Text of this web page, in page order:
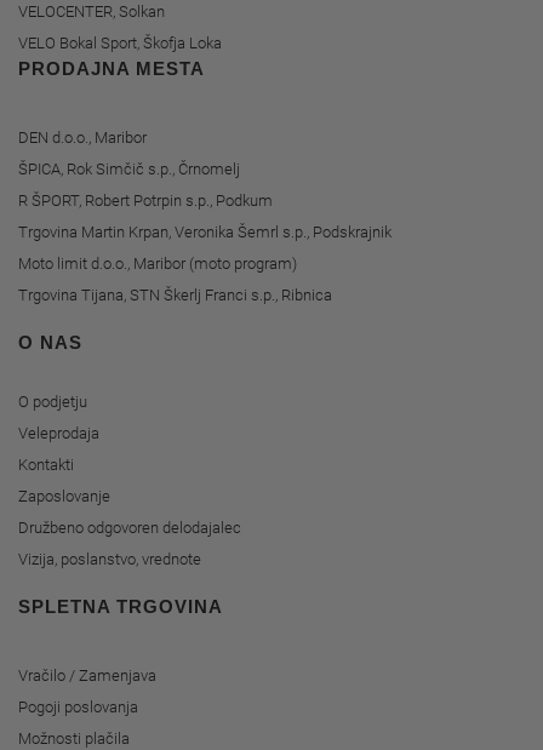
VELOCENTER, Solkan
VELO Bokal Sport, Škofja Loka
PRODAJNA MESTA
DEN d.o.o., Maribor
ŠPICA, Rok Simčič s.p., Črnomelj
R ŠPORT, Robert Potrpin s.p., Podkum
Trgovina Martin Krpan, Veronika Šemrl s.p., Podskrajnik
Moto limit d.o.o., Maribor (moto program)
Trgovina Tijana, STN Škerlj Franci s.p., Ribnica
O NAS
O podjetju
Veleprodaja
Kontakti
Zaposlovanje
Družbeno odgovoren delodajalec
Vizija, poslanstvo, vrednote
SPLETNA TRGOVINA
Vračilo / Zamenjava
Pogoji poslovanja
Možnosti plačila